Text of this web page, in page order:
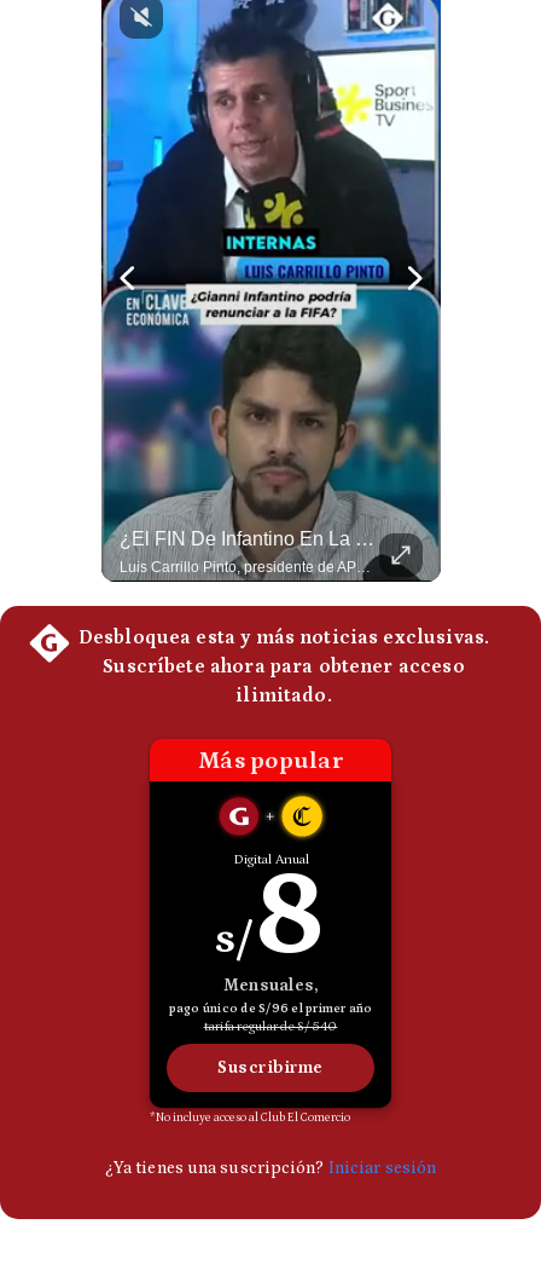
Condiciones
Preguntas
Frecuentes
¿El FIN De Infantino En La FIFA? El Grave Pronóstico Sobre Su Renuncia | #EnClaveEconómica
Luis Carrillo Pinto, presidente de APEMD pronostica meses muy difíciles para Infantino y sostiene que una mayor presión de la UEFA, junto con nuevas investigaciones periodísticas, podría llevarlo a dimitir. También menciona renuncias internas y acusaciones de que el proyecto fue impulsado por una sola persona. #GianniInfantino #FIFA #UEFA #LuisCarrilloPinto #APEMD #Futbol #NoticiasDeportivas #Mundial #Shorts 👉 Suscríbete y activa la campana para no perderte nuestro análisis diario. 🌎 Síguenos en nuestras redes sociales: 📌 Web oficial: https://gestion.pe/mundo/ 📌 LinkedIn: http://bit.ly/3HYIET0 📌 X (Twitter): http://bit.ly/4noZtX9 📌 TikTok: http://bit.ly/4evB6TO